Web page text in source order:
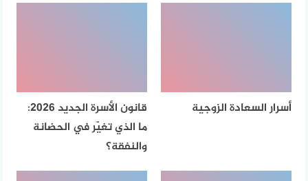
أسرار السعادة الزوجية
قانون الأسرة الجديد 2026:
ما الذي تغيّر في الحضانة
والنفقة؟